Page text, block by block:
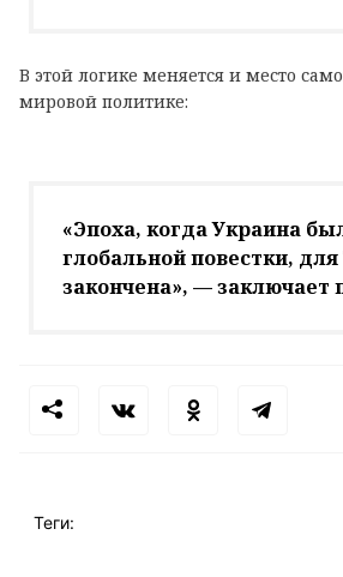
В этой логике меняется и место
мировой политике:
«Эпоха, когда Украина
глобальной повестки,
закончена», — заключает
Теги: